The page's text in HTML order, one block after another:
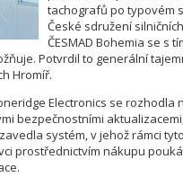
tachografů po typovém
České sdružení
ČESMAD Bohemia se s
Potvrdil to generální
Hromíř.
Electronics se rozhodla
bezpečnostními
systém, v jehož rámci
prostřednictvím nákupu